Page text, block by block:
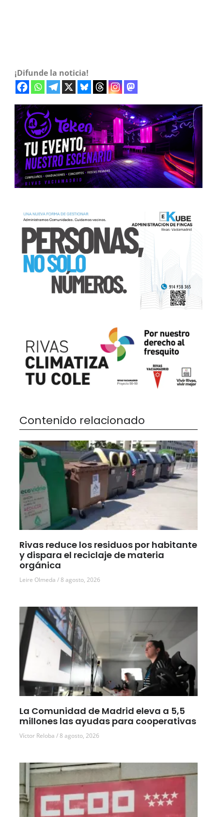
¡Difunde la noticia!
Contenido relacionado
Rivas reduce los residuos por habitante
y dispara el reciclaje de materia
orgánica
Leire Olmeda 8 agosto, 2026
La Comunidad de Madrid eleva a 5,5
millones las ayudas para cooperativas
Víctor Reloba 8 agosto, 2026